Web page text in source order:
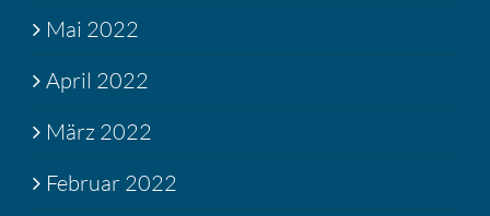
Mai 2022
April 2022
März 2022
Februar 2022